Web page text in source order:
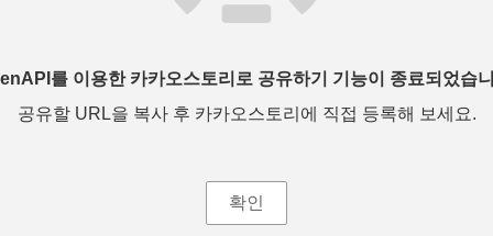
를 이용한 카카오스토리로 공유하기 기능이 종료되었습
공유할 URL을 복사 후 카카오스토리에 직접 등록해 보세요.
확인